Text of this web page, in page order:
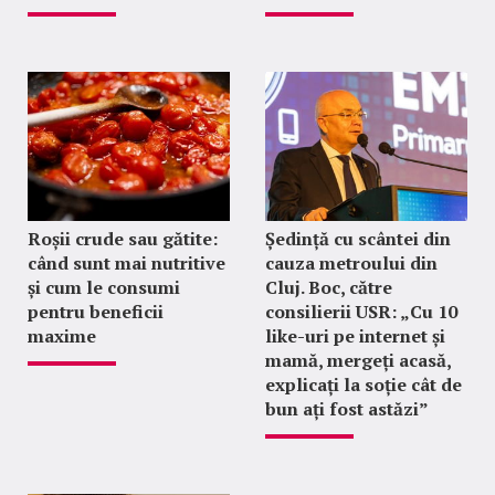
Roșii crude sau gătite:
când sunt mai nutritive
și cum le consumi
pentru beneficii
maxime
Ședință cu scântei din
cauza metroului din
Cluj. Boc, către
consilierii USR: „Cu 10
like-uri pe internet și
mamă, mergeți acasă,
explicați la soție cât de
bun ați fost astăzi”